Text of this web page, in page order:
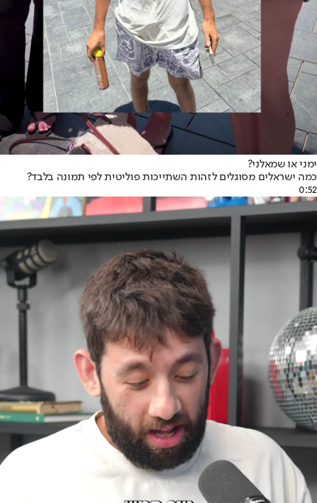
ימני או שמאלני?
כמה ישראלים מסוגלים לזהות השתייכות פוליטית לפי תמונה בלבד?
0:52